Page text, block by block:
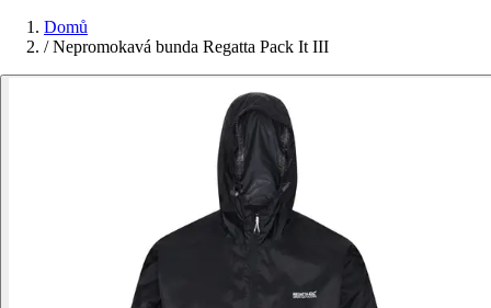
Domů
/ Nepromokavá bunda Regatta Pack It III